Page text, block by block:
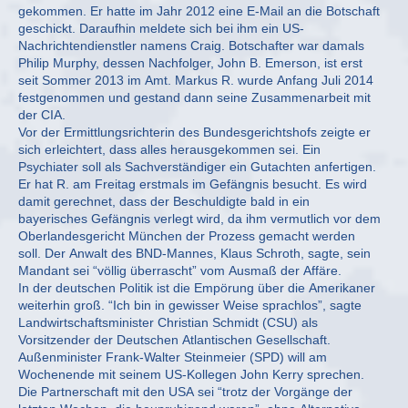
gekommen. Er hatte im Jahr 2012 eine E-Mail an die Botschaft
geschickt. Daraufhin meldete sich bei ihm ein US-
Nachrichtendienstler namens Craig. Botschafter war damals
Philip Murphy, dessen Nachfolger, John B. Emerson, ist erst
seit Sommer 2013 im Amt. Markus R. wurde Anfang Juli 2014
festgenommen und gestand dann seine Zusammenarbeit mit
der CIA.
Vor der Ermittlungsrichterin des Bundesgerichtshofs zeigte er
sich erleichtert, dass alles herausgekommen sei. Ein
Psychiater soll als Sachverständiger ein Gutachten anfertigen.
Er hat R. am Freitag erstmals im Gefängnis besucht. Es wird
damit gerechnet, dass der Beschuldigte bald in ein
bayerisches Gefängnis verlegt wird, da ihm vermutlich vor dem
Oberlandesgericht München der Prozess gemacht werden
soll. Der Anwalt des BND-Mannes, Klaus Schroth, sagte, sein
Mandant sei “völlig überrascht” vom Ausmaß der Affäre.
In der deutschen Politik ist die Empörung über die Amerikaner
weiterhin groß. “Ich bin in gewisser Weise sprachlos”, sagte
Landwirtschaftsminister Christian Schmidt (CSU) als
Vorsitzender der Deutschen Atlantischen Gesellschaft.
Außenminister Frank-Walter Steinmeier (SPD) will am
Wochenende mit seinem US-Kollegen John Kerry sprechen.
Die Partnerschaft mit den USA sei “trotz der Vorgänge der